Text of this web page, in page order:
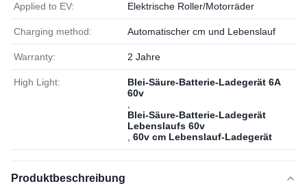
Applied to EV: Elektrische Roller/Motorräder
Charging method: Automatischer cm und Lebenslauf
Warranty: 2 Jahre
High Light:
Blei-Säure-Batterie-Ladegerät 6A
60v
Blei-Säure-Batterie-Ladegerät
Lebenslaufs 60v
60v cm Lebenslauf-Ladegerät
Produktbeschreibung